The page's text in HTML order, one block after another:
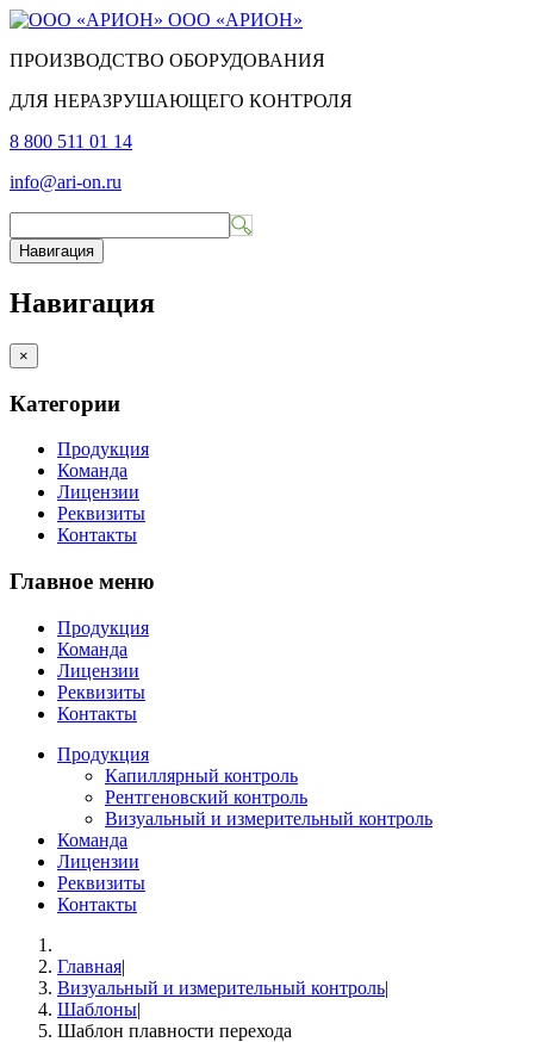
ООО «АРИОН»
ПРОИЗВОДСТВО ОБОРУДОВАНИЯ
ДЛЯ НЕРАЗРУШАЮЩЕГО КОНТРОЛЯ
8 800 511 01 14
info@ari-on.ru
Навигация
Навигация
×
Категории
Продукция
Команда
Лицензии
Реквизиты
Контакты
Главное меню
Продукция
Команда
Лицензии
Реквизиты
Контакты
Продукция
Капиллярный контроль
Рентгеновский контроль
Визуальный и измерительный контроль
Команда
Лицензии
Реквизиты
Контакты
Главная|
Визуальный и измерительный контроль|
Шаблоны|
Шаблон плавности перехода